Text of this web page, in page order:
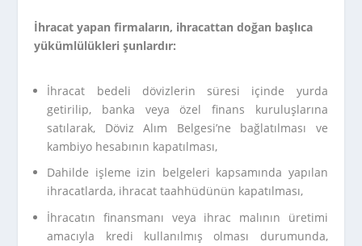
İhracat yapan firmaların, ihracattan doğan başlıca
yükümlülükleri şunlardır:
İhracat bedeli dövizlerin süresi içinde yurda
getirilip, banka veya özel finans kuruluşlarına
satılarak, Döviz Alım Belgesi’ne bağlatılması ve
kambiyo hesabının kapatılması,
Dahilde işleme izin belgeleri kapsamında yapılan
ihracatlarda, ihracat taahhüdünün kapatılması,
İhracatın finansmanı veya ihrac malının üretimi
amacıyla kredi kullanılmış olması durumunda,